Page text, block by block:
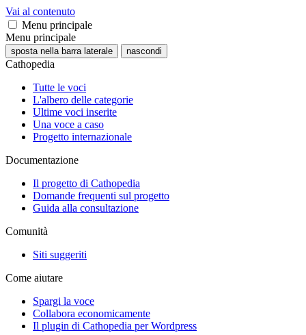
Vai al contenuto
Menu principale
Menu principale
sposta nella barra laterale nascondi
Cathopedia
Tutte le voci
L'albero delle categorie
Ultime voci inserite
Una voce a caso
Progetto internazionale
Documentazione
Il progetto di Cathopedia
Domande frequenti sul progetto
Guida alla consultazione
Comunità
Siti suggeriti
Come aiutare
Spargi la voce
Collabora economicamente
Il plugin di Cathopedia per Wordpress